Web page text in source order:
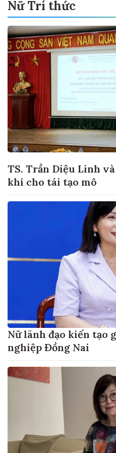
Nữ Trí thức
TS. Trần Diệu Linh
khí cho tái tạo mô
Nữ lãnh đạo kiến tạo
nghiệp Đồng Nai